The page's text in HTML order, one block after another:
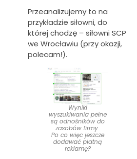
Przeanalizujemy to na
przykładzie siłowni, do
której chodzę – siłowni SCP
we Wrocławiu (przy okazji,
polecam!).
Wyniki
wyszukiwania pełne
są odnośników do
zasobów firmy.
Po co więc jeszcze
dodawać płatną
reklamę?